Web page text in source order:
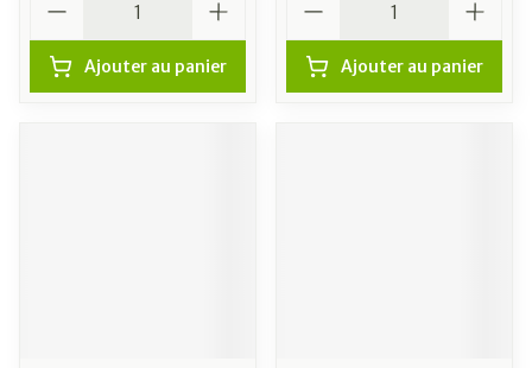
Ajouter au panier Ajouter au panier